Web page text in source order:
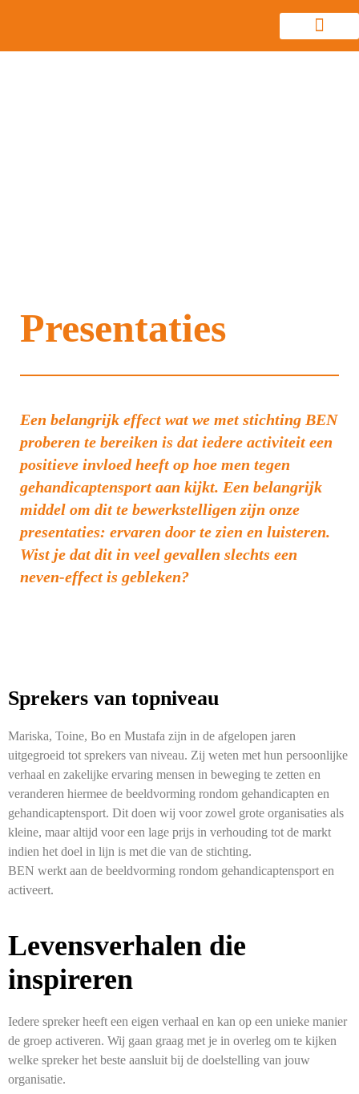
Presentaties
Een belangrijk effect wat we met stichting BEN
proberen te bereiken is dat iedere activiteit een
positieve invloed heeft op hoe men tegen
gehandicaptensport aan kijkt. Een belangrijk
middel om dit te bewerkstelligen zijn onze
presentaties: ervaren door te zien en luisteren.
Wist je dat dit in veel gevallen slechts een
neven-effect is gebleken?
Sprekers van topniveau
Mariska, Toine, Bo en Mustafa zijn in de afgelopen jaren
uitgegroeid tot sprekers van niveau. Zij weten met hun persoonlijke
verhaal en zakelijke ervaring mensen in beweging te zetten en
veranderen hiermee de beeldvorming rondom gehandicapten en
gehandicaptensport. Dit doen wij voor zowel grote organisaties als
kleine, maar altijd voor een lage prijs in verhouding tot de markt
indien het doel in lijn is met die van de stichting.
BEN werkt aan de beeldvorming rondom gehandicaptensport en
activeert.
Levensverhalen die
inspireren
Iedere spreker heeft een eigen verhaal en kan op een unieke manier
de groep activeren. Wij gaan graag met je in overleg om te kijken
welke spreker het beste aansluit bij de doelstelling van jouw
organisatie.